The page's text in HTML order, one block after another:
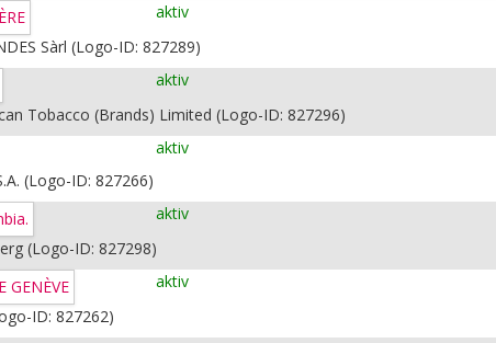
aktiv
Sàrl (Logo-ID: 827289)
aktiv
Tobacco (Brands) Limited (Logo-ID: 827296)
aktiv
(Logo-ID: 827266)
aktiv
(Logo-ID: 827298)
aktiv
ID: 827262)